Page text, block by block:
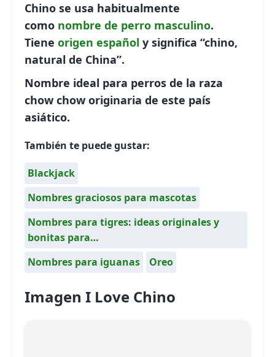
Chino se usa habitualmente
como nombre de perro masculino.
Tiene origen español y significa “chino,
natural de China”.
Nombre ideal para perros de la raza
chow chow originaria de este país
asiático.
También te puede gustar:
Blackjack
Nombres graciosos para mascotas
Nombres para tigres: ideas originales y
bonitas para…
Nombres para iguanas
Oreo
Imagen I Love Chino